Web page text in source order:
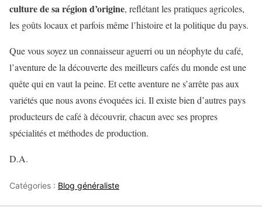
culture de sa région d’origine, reflétant les pratiques agricoles,
les goûts locaux et parfois même l’histoire et la politique du pays.
Que vous soyez un connaisseur aguerri ou un néophyte du café,
l’aventure de la découverte des meilleurs cafés du monde est une
quête qui en vaut la peine. Et cette aventure ne s’arrête pas aux
variétés que nous avons évoquées ici. Il existe bien d’autres pays
producteurs de café à découvrir, chacun avec ses propres
spécialités et méthodes de production.
D.A.
Catégories : Blog généraliste